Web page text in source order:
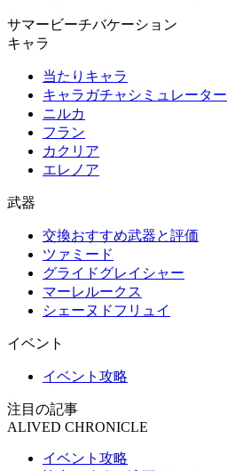
サマービーチバケーション
キャラ
当たりキャラ
キャラガチャシミュレーター
ニルカ
フラン
カクリア
エレノア
武器
交換おすすめ武器と評価
ツァミード
グライドグレイシャー
マーレルークス
シェーヌドフリュイ
イベント
イベント攻略
注目の記事
ALIVED CHRONICLE
イベント攻略